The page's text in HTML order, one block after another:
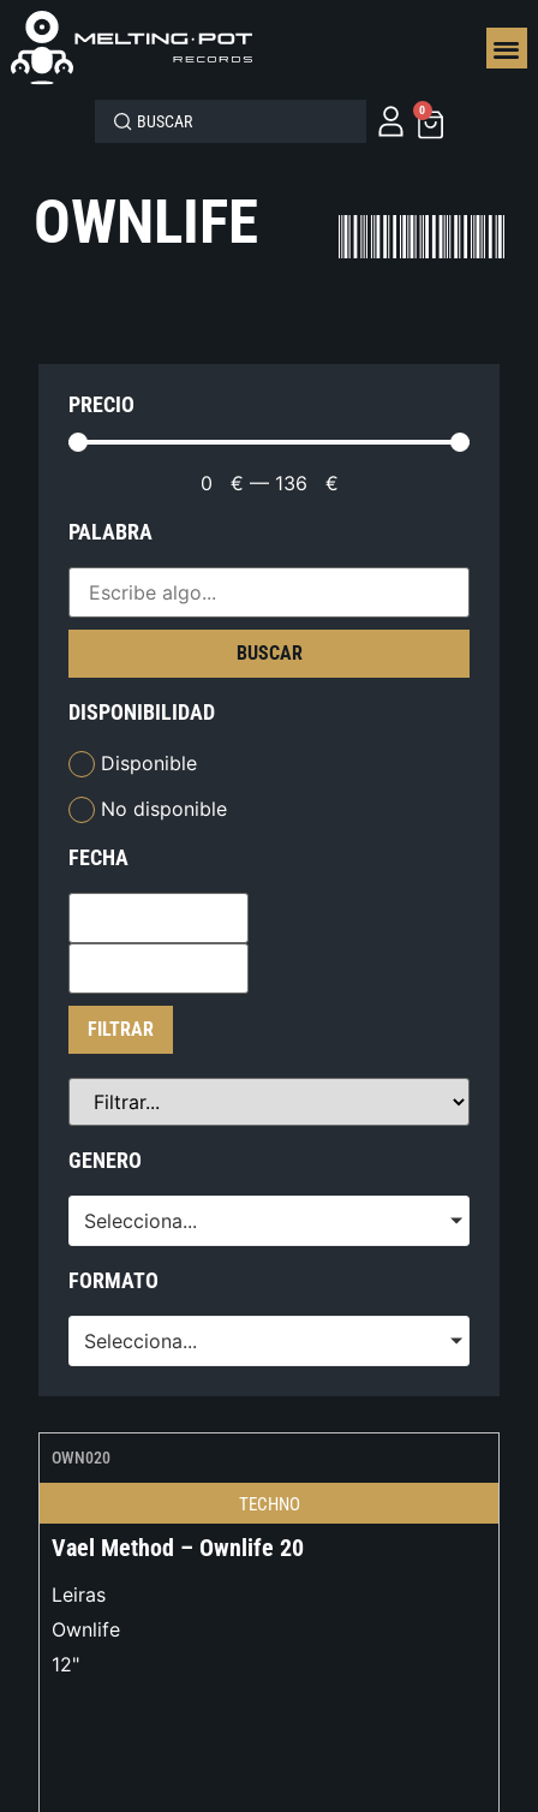
0
OWNLIFE
PRECIO
0 € — 136 €
PALABRA
BUSCAR
DISPONIBILIDAD
Disponible
No disponible
FECHA
FILTRAR
GENERO
Selecciona...
FORMATO
Selecciona...
OWN020
TECHNO
Vael Method – Ownlife 20
Leiras
Ownlife
12"